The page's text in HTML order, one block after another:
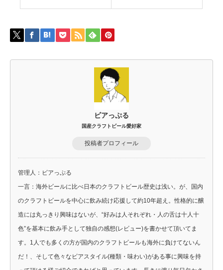
ビアっぷる
国産クラフトビール愛好家
投稿者プロフィール
管理人：ビアっぷる
一言：海外ビールに比べ日本のクラフトビール歴史は浅い。が、国内
のクラフトビールを中心に飲み続け応援して約10年超え。性格的に醸
造には丸っきり興味はないが、“好みは人それぞれ・人の舌は十人十
色”を基本に飲み手として独自の感想(レビュー)を書かせて頂いてま
す。1人でも多くの方が国内のクラフトビールも海外に負けてないん
だ！、そして色々なビアスタイル(種類・味わい)がある事に興味を持